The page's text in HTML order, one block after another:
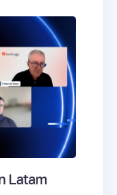
Latam